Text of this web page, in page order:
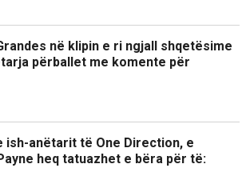
në klipin e ri ngjall shqetësime
përballet me komente për
ish-anëtarit të One Direction, e
heq tatuazhet e bëra për të: